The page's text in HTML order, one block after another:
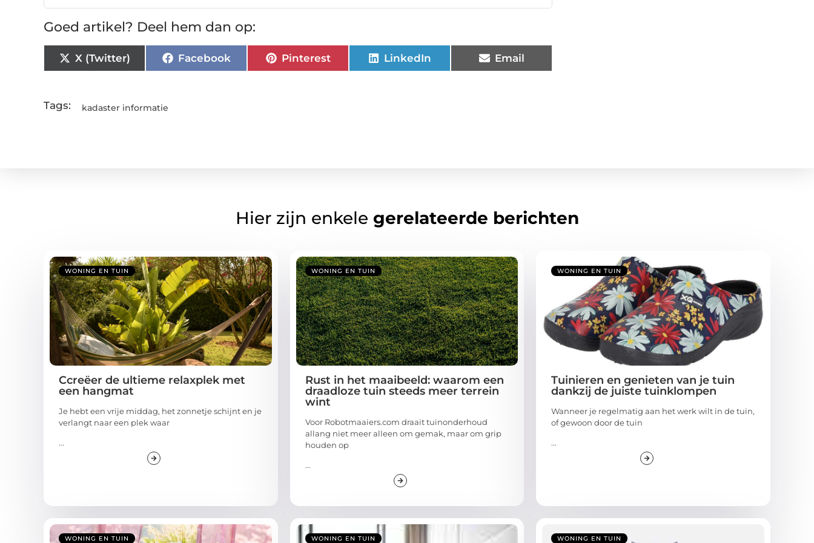
Goed artikel? Deel hem dan op:
X (Twitter) Facebook Pinterest LinkedIn Email
Tags: kadaster informatie
Hier zijn enkele gerelateerde berichten
WONING EN TUIN
Ccreëer de ultieme relaxplek met
een hangmat
Je hebt een vrije middag, het zonnetje schijnt en je
verlangt naar een plek waar
...
WONING EN TUIN
Rust in het maaibeeld: waarom een
draadloze tuin steeds meer terrein
wint
Voor Robotmaaiers.com draait tuinonderhoud
allang niet meer alleen om gemak, maar om grip
houden op
...
WONING EN TUIN
Tuinieren en genieten van je tuin
dankzij de juiste tuinklompen
Wanneer je regelmatig aan het werk wilt in de tuin,
of gewoon door de tuin
...
WONING EN TUIN WONING EN TUIN WONING EN TUIN